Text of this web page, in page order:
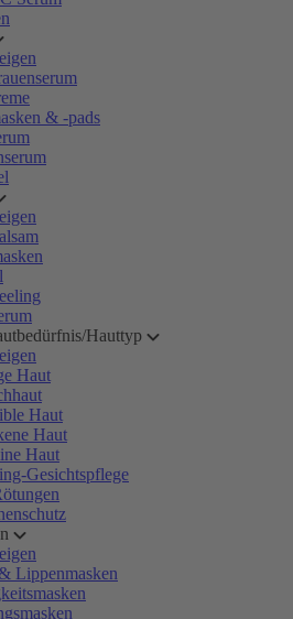
& -pads
Hauttyp
Haut
Haut
Haut
Haut
Gesichtspflege
Lippenmasken